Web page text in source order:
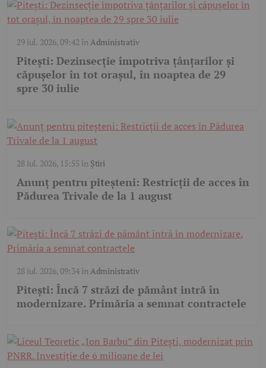
29 iul. 2026, 09:42 înAdministrativ
Pitești: Dezinsecție împotriva țânțarilor și
căpușelor în tot orașul, în noaptea de 29
spre 30 iulie
28 iul. 2026, 15:55 în Știri
Anunț pentru piteșteni: Restricții de acces în
Pădurea Trivale de la 1 august
28 iul. 2026, 09:34înAdministrativ
Pitești: Încă 7 străzi de pământ intră în
modernizare. Primăria a semnat contractele